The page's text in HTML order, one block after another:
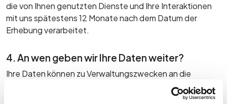
die von Ihnen genutzten Dienste und Ihre Interaktionen
mit uns spätestens 12 Monate nach dem Datum der
Erhebung verarbeitet.
4. An wen geben wir Ihre Daten weiter?
Ihre Daten können zu Verwaltungszwecken an die
Muttergesellschaften, Tochtergesellschaften und
verbundenen Unternehmen des Händlers sowie zum